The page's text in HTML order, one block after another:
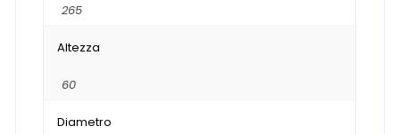
265
Altezza
60
Diametro